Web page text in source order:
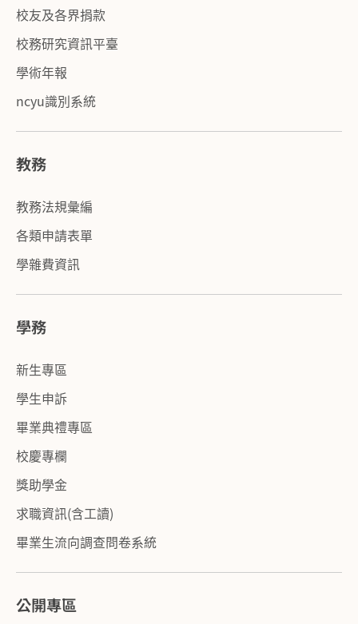
校友及各界捐款
校務研究資訊平臺
學術年報
ncyu識別系統
教務
教務法規彙編
各類申請表單
學雜費資訊
學務
新生專區
學生申訴
畢業典禮專區
校慶專欄
獎助學金
求職資訊(含工讀)
畢業生流向調查問卷系統
公開專區